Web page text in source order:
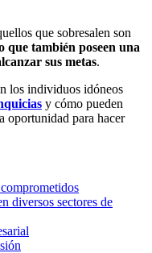
que sobresalen son
que también poseen una
sus metas.
los individuos idóneos
y cómo pueden
oportunidad para hacer
diversos sectores de